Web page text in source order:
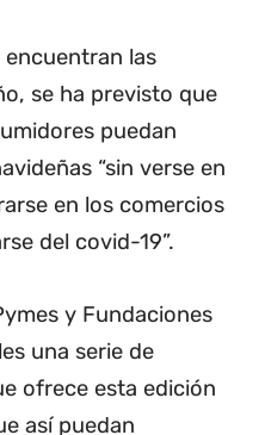
las
se ha previsto que
puedan
“sin verse en
en los comercios
del covid-19”.
y Fundaciones
una serie de
ofrece esta edición
así puedan